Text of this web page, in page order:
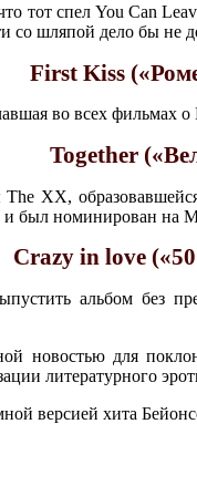
тот спел You Can
со шляпой дело бы не
First Kiss
во всех фильмах
Together
The XX,
был номинирован на
Crazy in love («50
альбом без
новостью для
литературного
версией хита